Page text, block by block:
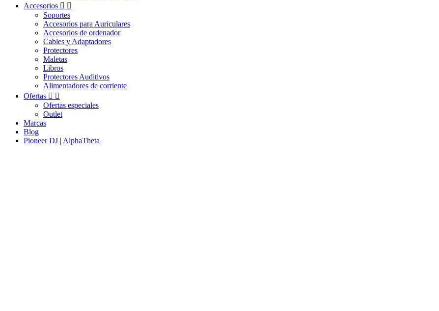
Accesorios  
Soportes
Accesorios para Auriculares
Accesorios de ordenador
Cables y Adaptadores
Protectores
Maletas
Libros
Protectores Auditivos
Alimentadores de corriente
Ofertas  
Ofertas especiales
Outlet
Marcas
Blog
Pioneer DJ | AlphaTheta